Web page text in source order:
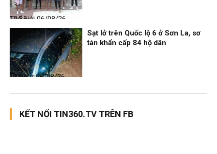
Thế giới
06/08/26, 12:35
Thời sự
06/08/26, 12:33
Sạt lở trên Quốc lộ 6 ở Sơn La, sơ
tán khẩn cấp 84 hộ dân
KẾT NỐI TIN360.TV TRÊN FB